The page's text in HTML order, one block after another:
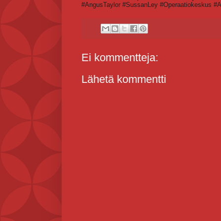
#AngusTaylor #SussanLey #Operaatiokeskus
Ei kommentteja:
Lähetä kommentti